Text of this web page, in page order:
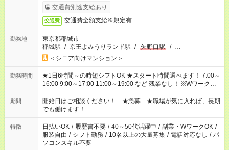
了次第のお支払いとなります。
交通費別途支給あり
交通費 交通費全額支給※規定有
勤務地
東京都稲城市
稲城駅 / 京王よみうりランド駅 / 矢野口駅 / …
＜シニア向けマンション＞
勤務時間
★1日6時間～の時短シフトOK ★スタート時間選べます！ 7:00～
16:00 9:00～17:00 11:00～19:00 など 残業なし！ ※Wワークの
場合、他のお仕事と合わせ週40時間超の就業はご案内できませ
ん ※法令に基づき、週20時間以上勤務は社会保険への加入対象
となります ※労働者派遣法（日雇い派遣の原則禁止）により、
短時間・短期間の就業はご案内が難しい場合があります
期間
開始日はご相談ください！ ★急募 ★職場が気に入れば、長期
でも働けます！
特徴 日払いOK / 履歴書不要 / 40～50代活躍中 / 副業・WワークOK /
服装自由 / シフト勤務 / 10名以上の大量募集 / 電話対応なし / パ
ソコンスキル不要